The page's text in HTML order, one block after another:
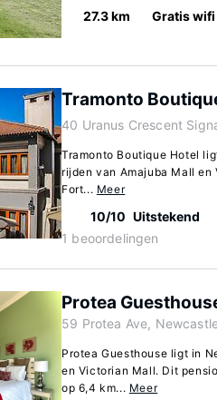
27.3 km Gratis wifi
Tramonto
40 Uranus Crescent
Tramonto Boutique Hotel
rijden van Amajuba Mall
Fort... Meer
10/10 Uitstekend
1 beoordelingen
Protea
59 Protea Ave,
Protea Guesthouse ligt in
en Victorian Mall. Dit
op 6,4 km... Meer